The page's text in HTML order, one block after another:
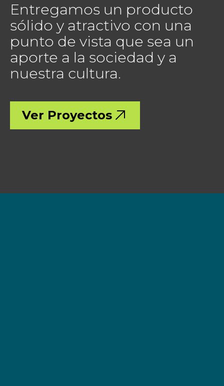
Entregamos un producto
sólido y atractivo con una
punto de vista que sea un
aporte a la sociedad y a
nuestra cultura.
Ver Proyectos